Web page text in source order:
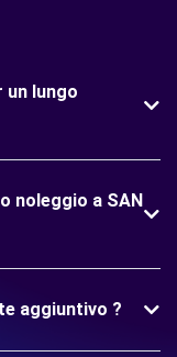
un lungo
noleggio a SAN
aggiuntivo ?